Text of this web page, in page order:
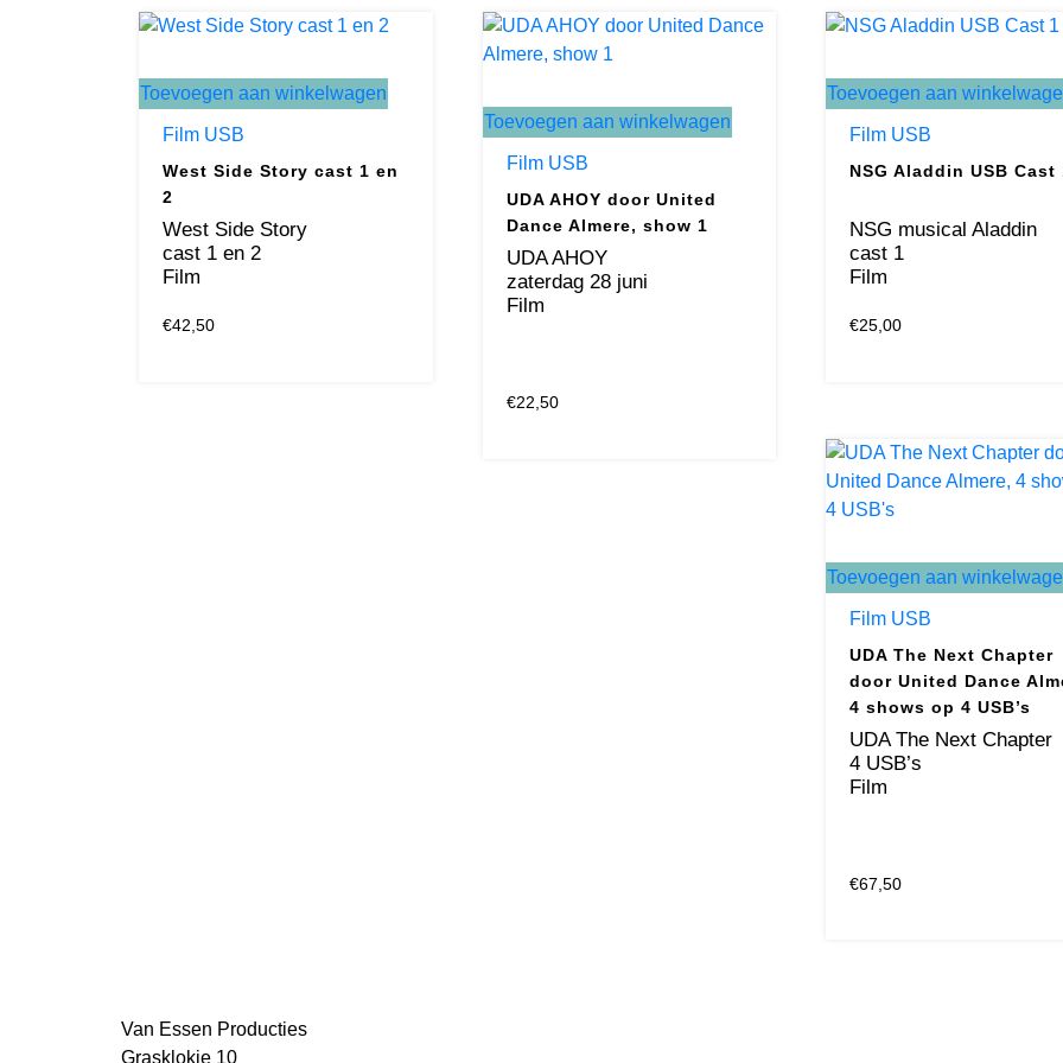
Toevoegen aan winkelwagen
Film USB
West Side Story cast 1 en
2
West Side Story
cast 1 en 2
Film
€42,50
Toevoegen aan winkelwagen
Film USB
UDA AHOY door United
Dance Almere, show 1
UDA AHOY
zaterdag 28 juni
Film
€22,50
Toevoegen aan
Film USB
NSG Aladdin USB Cast
NSG musical Aladdin
cast 1
Film
€25,00
Toevoegen aan
Film USB
UDA The Next Chapter
door United Dance
4 shows op 4 USB’s
UDA The Next Chapter
4 USB’s
Film
€67,50
Van Essen Producties
Grasklokje 10